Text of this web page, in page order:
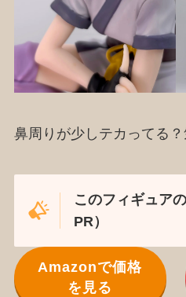
鼻周りが少しテカってる？
このフィギュア
PR）
Amazonで価格
を見る